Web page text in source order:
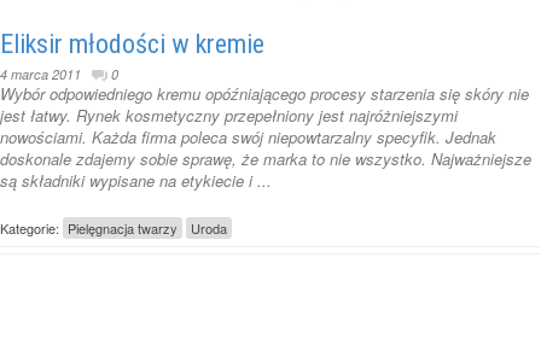
Eliksir młodości w kremie
4 marca 2011 0
Wybór odpowiedniego kremu opóźniającego procesy starzenia się skóry nie
jest łatwy. Rynek kosmetyczny przepełniony jest najróżniejszymi
nowościami. Każda firma poleca swój niepowtarzalny specyfik. Jednak
doskonale zdajemy sobie sprawę, że marka to nie wszystko. Najważniejsze
są składniki wypisane na etykiecie i ...
Kategorie: Pielęgnacja twarzy Uroda